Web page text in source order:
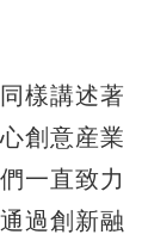
樣講述著
創意産業
一直致力
過創新融